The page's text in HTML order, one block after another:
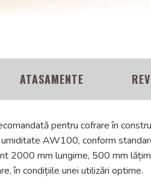
ATASAMENTE
pentru cofrare în
umiditate AW100, conform
2000 mm lungime, 500 mm
în condițiile unei utilizări optime.